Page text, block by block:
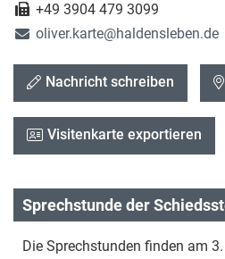
+49 3904 479 3099
oliver.karte@haldensleben.de
Nachricht schreiben
Visitenkarte exportieren
Sprechstunde der
Die Sprechstunden finden am